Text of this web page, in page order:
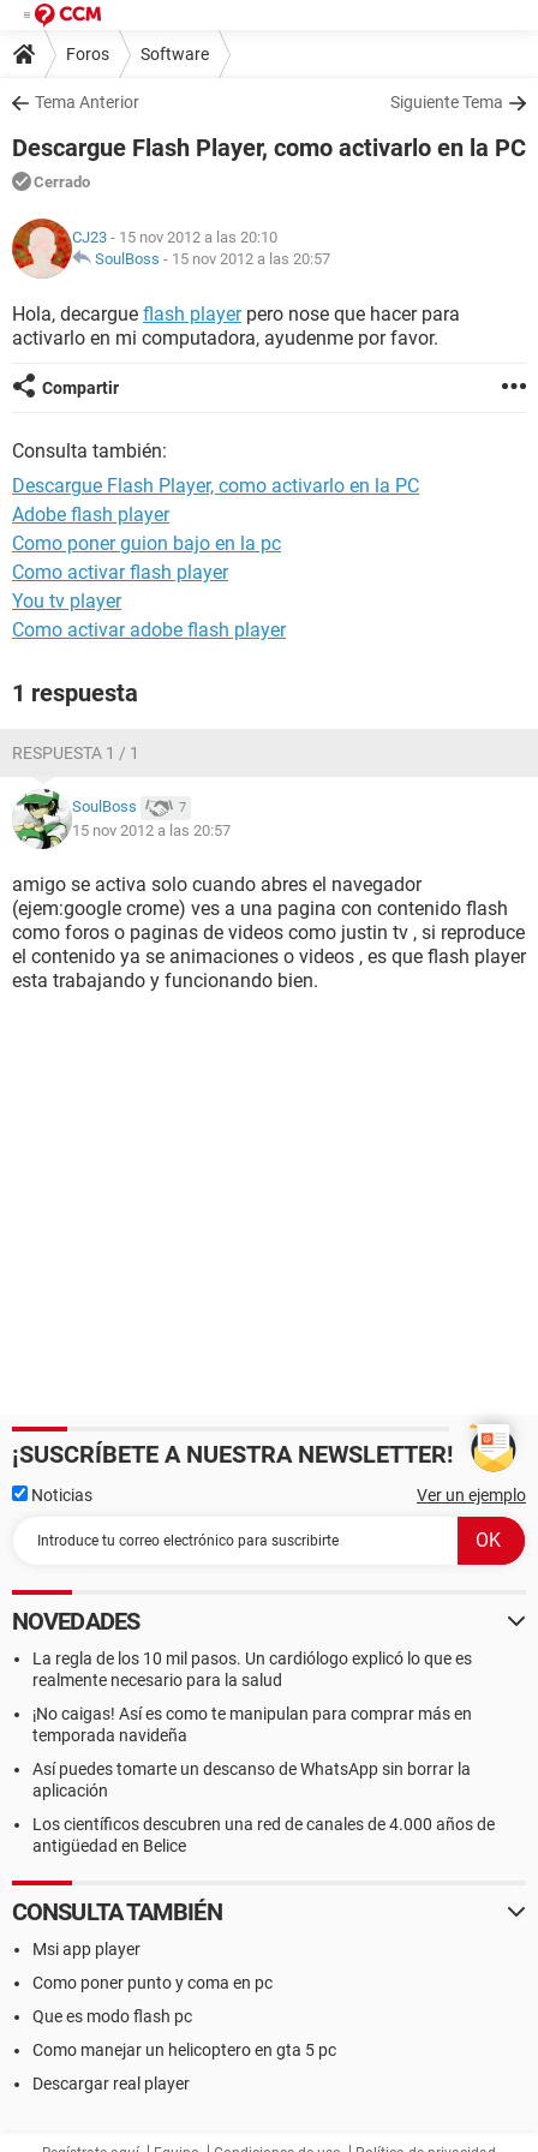
Foros Software
Tema Anterior Siguiente Tema
Descargue Flash Player, como activarlo en la PC
Cerrado
CJ23 - 15 nov 2012 a las 20:10
SoulBoss - 15 nov 2012 a las 20:57
Hola, decargue flash playerpero nose que hacer para
activarlo en mi computadora, ayudenme por favor.
Compartir
Consulta también:
Descargue Flash Player, como activarlo en la PC
Adobe flash player
Como poner guion bajo en la pc
Como activar flash player
You tv player
Como activar adobe flash player
1 respuesta
RESPUESTA 1 / 1
SoulBoss 7
15 nov 2012 a las 20:57
amigo se activa solo cuando abres el navegador
(ejem:google crome) ves a una pagina con contenido flash
como foros o paginas de videos como justin tv , si reproduce
el contenido ya se animaciones o videos , es que flash player
esta trabajando y funcionando bien.
¡SUSCRÍBETE A NUESTRA NEWSLETTER!
Noticias Ver un ejemplo
NOVEDADES
La regla de los 10 mil pasos. Un cardiólogo explicó lo que es
realmente necesario para la salud
¡No caigas! Así es como te manipulan para comprar más en
temporada navideña
Así puedes tomarte un descanso de WhatsApp sin borrar la
aplicación
Los científicos descubren una red de canales de 4.000 años de
antigüedad en Belice
CONSULTA TAMBIÉN
Msi app player
Como poner punto y coma en pc
Que es modo flash pc
Como manejar un helicoptero en gta 5 pc
Descargar real player